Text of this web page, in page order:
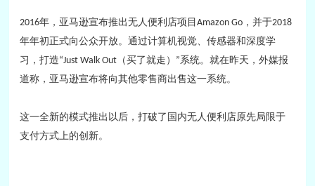
2016年，亚马逊宣布推出无人便利店项目Amazon Go ，并于2018
年年初正式向公众开放。通过计算机视觉、传感器和深度学
习，打造“Just Walk Out （买了就走） ”系统。就在昨天，外媒报
道称，亚马逊宣布将向其他零售商出售这一系统。
这一全新的模式推出以后，打破了国内无人便利店原先局限于
支付方式上的创新。